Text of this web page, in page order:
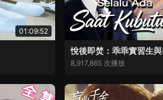
01:09:52
悅後即焚：乖乖實習生
8,917,865 次播放